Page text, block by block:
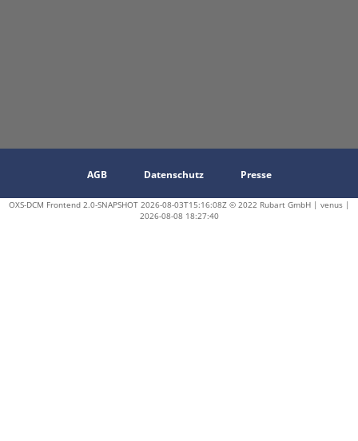
AGB Datenschutz Presse
OXS-DCM Frontend 2.0-SNAPSHOT 2026-08-03T15:16:08Z © 2022 Rubart GmbH | venus |
2026-08-08 18:27:40